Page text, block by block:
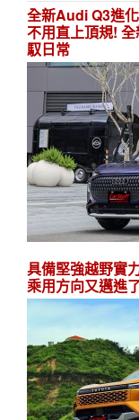
全新Audi Q3進
不用直上頂規!
馭日常
具備堅強越野實
乘用方向又邁進